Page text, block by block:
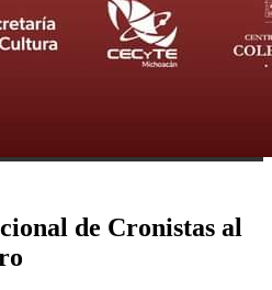
de Cronistas al